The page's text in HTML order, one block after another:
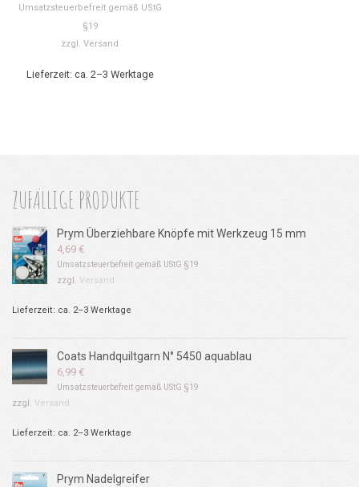
Umsatzsteuerbefreit gemäß UStG
§19
zzgl. Versand
Lieferzeit: ca. 2–3 Werktage
ZUFÄLLIGE PRODUKTE
Prym Überziehbare Knöpfe mit Werkzeug 15 mm
4,69 €
Umsatzsteuerbefreit gemäß UStG §19
zzgl. Versand
Lieferzeit: ca. 2–3 Werktage
Coats Handquiltgarn N° 5450 aquablau
6,99 €
Umsatzsteuerbefreit gemäß UStG §19
zzgl. Versand
Lieferzeit: ca. 2–3 Werktage
Prym Nadelgreifer